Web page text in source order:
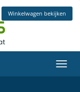
Winkelwagen bekijken
in-/